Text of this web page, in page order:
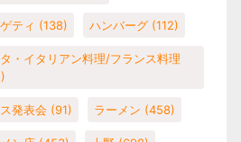
ティ (138) ハンバーグ (112)
・イタリアン料理/フランス料理
発表会 (91) ラーメン (458)